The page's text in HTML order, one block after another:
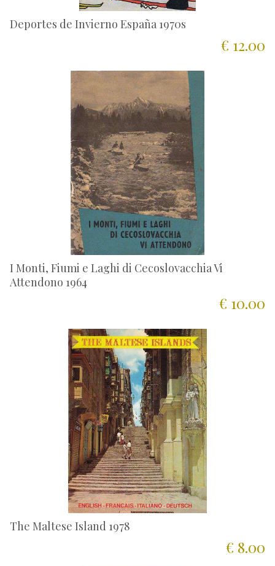
Deportes de Invierno España 1970s
€ 12.00
I Monti, Fiumi e Laghi di Cecoslovacchia Vi
Attendono 1964
€ 10.00
The Maltese Island 1978
€ 8.00